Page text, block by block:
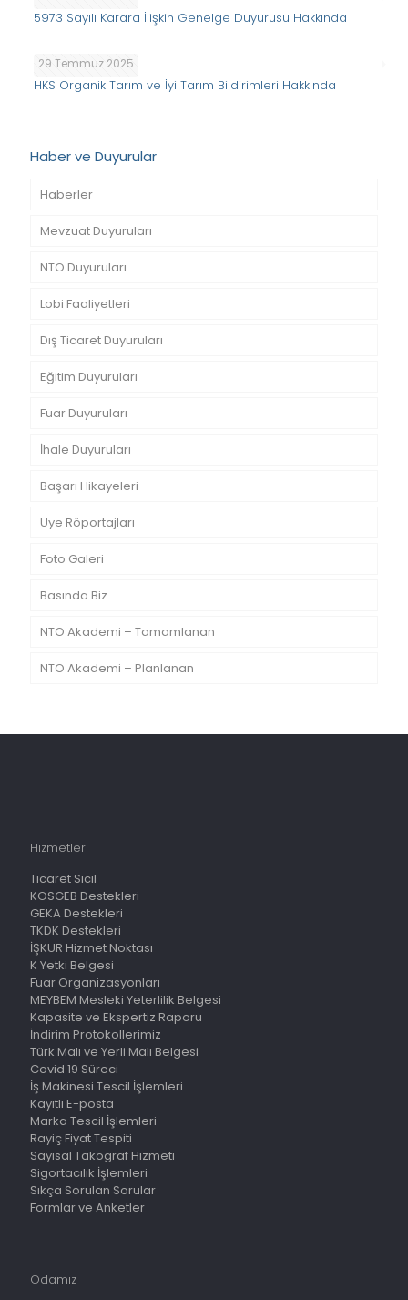
5973 Sayılı Karara İlişkin Genelge Duyurusu Hakkında
29 Temmuz 2025
HKS Organik Tarım ve İyi Tarım Bildirimleri Hakkında
Haber ve Duyurular
Haberler
Mevzuat Duyuruları
NTO Duyuruları
Lobi Faaliyetleri
Dış Ticaret Duyuruları
Eğitim Duyuruları
Fuar Duyuruları
İhale Duyuruları
Başarı Hikayeleri
Üye Röportajları
Foto Galeri
Basında Biz
NTO Akademi – Tamamlanan
NTO Akademi – Planlanan
Hizmetler
Ticaret Sicil
KOSGEB Destekleri
GEKA Destekleri
TKDK Destekleri
İŞKUR Hizmet Noktası
K Yetki Belgesi
Fuar Organizasyonları
MEYBEM Mesleki Yeterlilik Belgesi
Kapasite ve Ekspertiz Raporu
İndirim Protokollerimiz
Türk Malı ve Yerli Malı Belgesi
Covid 19 Süreci
İş Makinesi Tescil İşlemleri
Kayıtlı E-posta
Marka Tescil İşlemleri
Rayiç Fiyat Tespiti
Sayısal Takograf Hizmeti
Sigortacılık İşlemleri
Sıkça Sorulan Sorular
Formlar ve Anketler
Odamız